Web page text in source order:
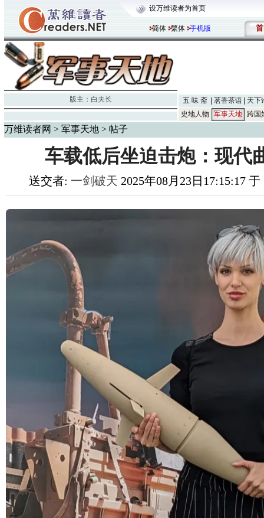
设万维读者为首页
简体 繁体 手机版 首
版主： 白夫长 五 味 斋 茗香茶语
天下
史地人物
军事天地 跨国
万维读者网 > 军事天地 > 帖子
车载低后坐迫击炮：现代
送交者: 一剑破天 2025年08月23日17:15:17